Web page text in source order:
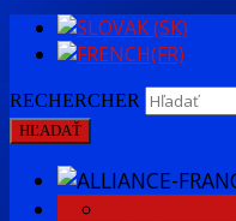
RECHERCHER
HĽADAŤ